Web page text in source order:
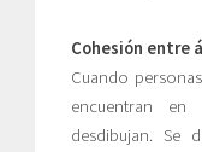
Cohesión entre
Cuando
encuentran en
desdibujan. Se